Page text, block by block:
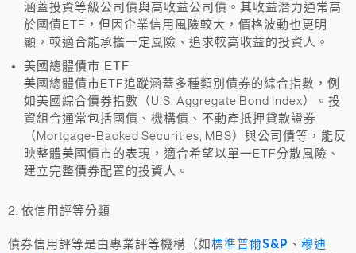
涵蓋投資等級公司債與高收益公司債。其收益潛力通常高
於國債ETF，但因企業信用風險較大，價格波動也更明
顯，較適合能承擔一定風險、追求較高收益的投資人。
美國總體債市 ETF
美國總體債市ETF追蹤涵蓋多種類別債券的綜合指數，例
如美國綜合債券指數（U.S. Aggregate Bond Index）。投
資組合通常包括國債、機構債、不動產抵押貸款證券
（Mortgage-Backed Securities, MBS）與公司債等，能反
映整體美國債市的表現，適合希望以單一ETF分散風險、
建立完整債券配置的投資人。
2 . 依信用評等分類
債券信用評等是由專業評等機構（如 標準普爾S&P 、 穆迪